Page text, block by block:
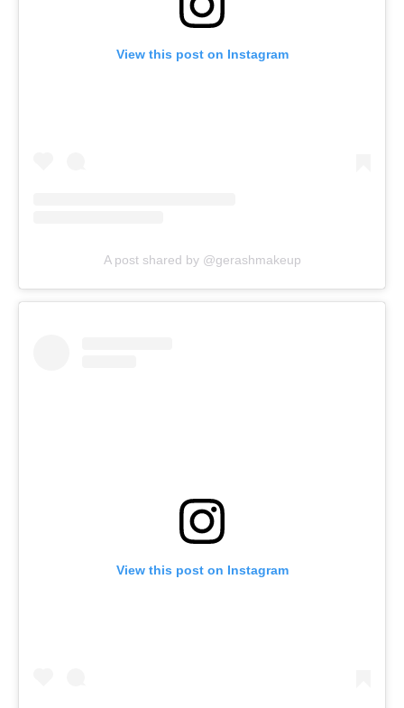
View this post on Instagram
A post shared by @gerashmakeup
View this post on Instagram